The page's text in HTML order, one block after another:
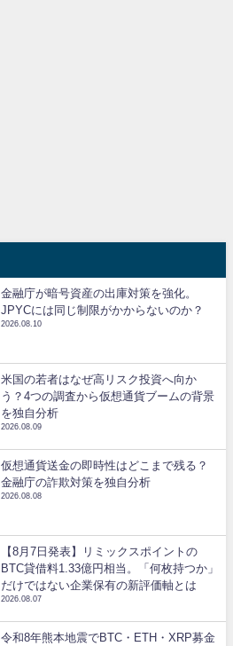
金融庁が暗号資産の出庫対策を強化。
JPYCには同じ制限がかからないのか？
2026.08.10
米国の若者はなぜ高リスク投資へ向か
う？4つの調査から仮想通貨ブームの背景
を独自分析
2026.08.09
仮想通貨送金の即時性はどこまで残る？
金融庁の詐欺対策を独自分析
2026.08.08
【8月7日発表】リミックスポイントの
BTC貸借料1.33億円相当。「何枚持つか」
だけではない企業保有の新評価軸とは
2026.08.07
令和8年熊本地震でBTC・ETH・XRP募金